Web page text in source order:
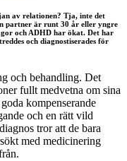
av relationen? Tja, inte det
partner är runt 30 år eller yngre
och ADHD har ökat. Det har
och diagnostiserades för
och behandling. Det
fullt medvetna om sina
kompenserande
och en rätt vild
tror att de bara
med medicinering